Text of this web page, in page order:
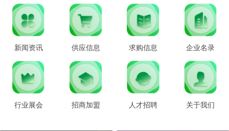
新闻资讯 供应信息 求购信息 企业名录
行业展会 招商加盟 人才招聘 关于我们